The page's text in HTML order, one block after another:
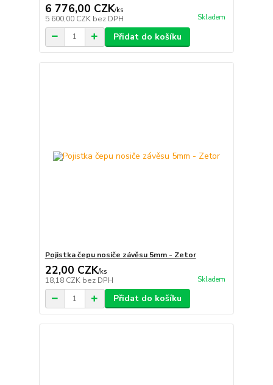
6 776,00 CZK/ks
5 600,00 CZK bez DPH Skladem
Přidat do košíku
Pojistka čepu nosiče závěsu 5mm - Zetor
22,00 CZK/ks
18,18 CZK bez DPH Skladem
Přidat do košíku